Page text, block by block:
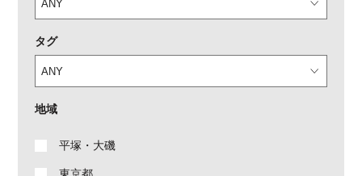
タグ
地域
平塚・大磯